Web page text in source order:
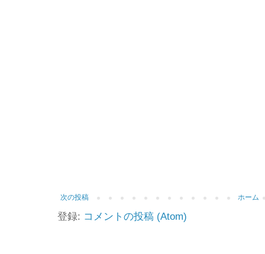
次の投稿 ホーム
登録: コメントの投稿 (Atom)